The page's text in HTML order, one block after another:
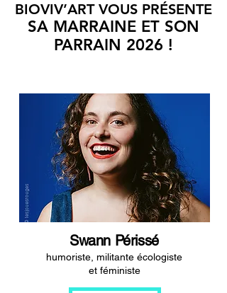
BIOVIV’ART VOUS PRÉSENTE
SA MARRAINE ET SON
PARRAIN 2026 !
Swann Périssé
humoriste, militante écologiste
et féministe